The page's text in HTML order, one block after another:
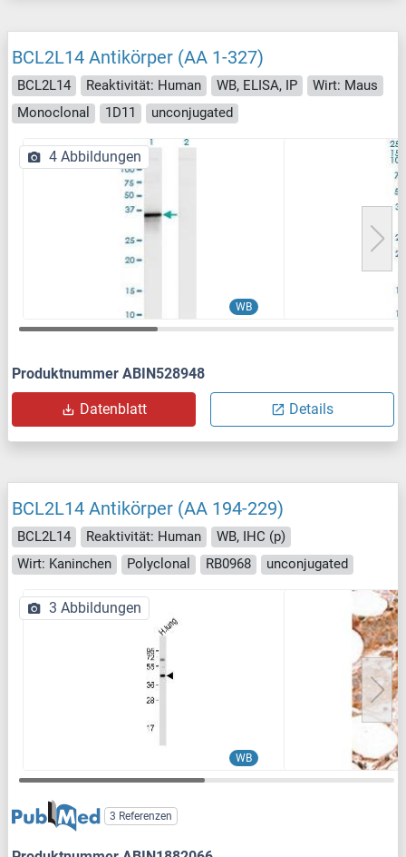
BCL2L14 Antikörper (AA 1-327)
BCL2L14 Reaktivität: Human WB, ELISA, IP
Wirt: Maus
Monoclonal
1D11 unconjugated
WB
4 Abbildungen
Produktnummer ABIN528948
Datenblatt Details
BCL2L14 Antikörper (AA 194-229)
BCL2L14 Reaktivität: Human
WB, IHC (p)
Wirt: Kaninchen
Polyclonal RB0968 unconjugated
WB
3 Abbildungen
3 Referenzen